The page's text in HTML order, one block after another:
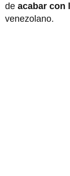
de acabar con
venezolano.